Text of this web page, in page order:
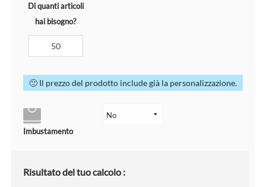
Di quanti articoli
hai bisogno?
🙂 Il prezzo del prodotto include già la personalizzazione.
Imbustamento
Risultato del tuo calcolo :